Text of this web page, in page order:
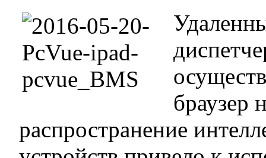
браузер
распространение